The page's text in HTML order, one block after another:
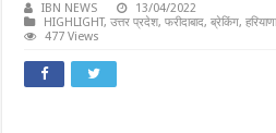
IBN NEWS
13/04/2022
HIGHLIGHT,उत्तर प्रदेश,फरीदाबाद,ब्रेकिंग,
477 Views